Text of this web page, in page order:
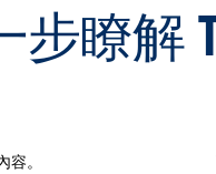
步瞭解
。